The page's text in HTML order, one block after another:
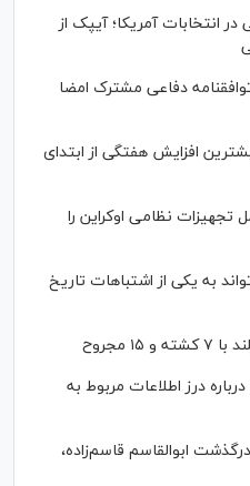
انتخابات آمریکا؛ آیپک از
دفاعی مشترک امضا
افزایش هفتگی از ابتدای
تجهیزات نظامی اوکراین را
به یکی از اشتباهات تاریخ
مجروح
درز اطلاعات مربوط به
ابوالقاسم قاسم‌زاده،